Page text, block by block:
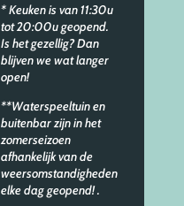
* Keuken is van 11:30u
tot 20:00u geopend.
Is het gezellig? Dan
blijven we wat langer
open!
**Waterspeeltuin en
buitenbar zijn in het
zomerseizoen
afhankelijk van de
weersomstandigheden
elke dag geopend!.